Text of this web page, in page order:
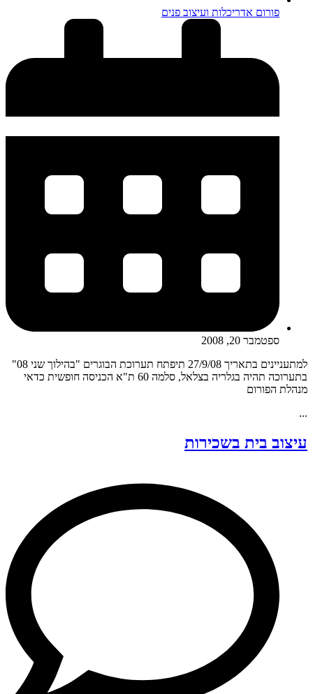
פורום אדריכלות ועיצוב פנים
ספטמבר 20, 2008
למתעניינים בתאריך 27/9/08 תיפתח תערוכת הבוגרים "בהילוך שני 08"
בתערוכה תהיה בגלריה בצלאל, סלמה 60 ת"א הכניסה חופשית כדאי
מנהלת הפורום
...
עיצוב בית בשכירות